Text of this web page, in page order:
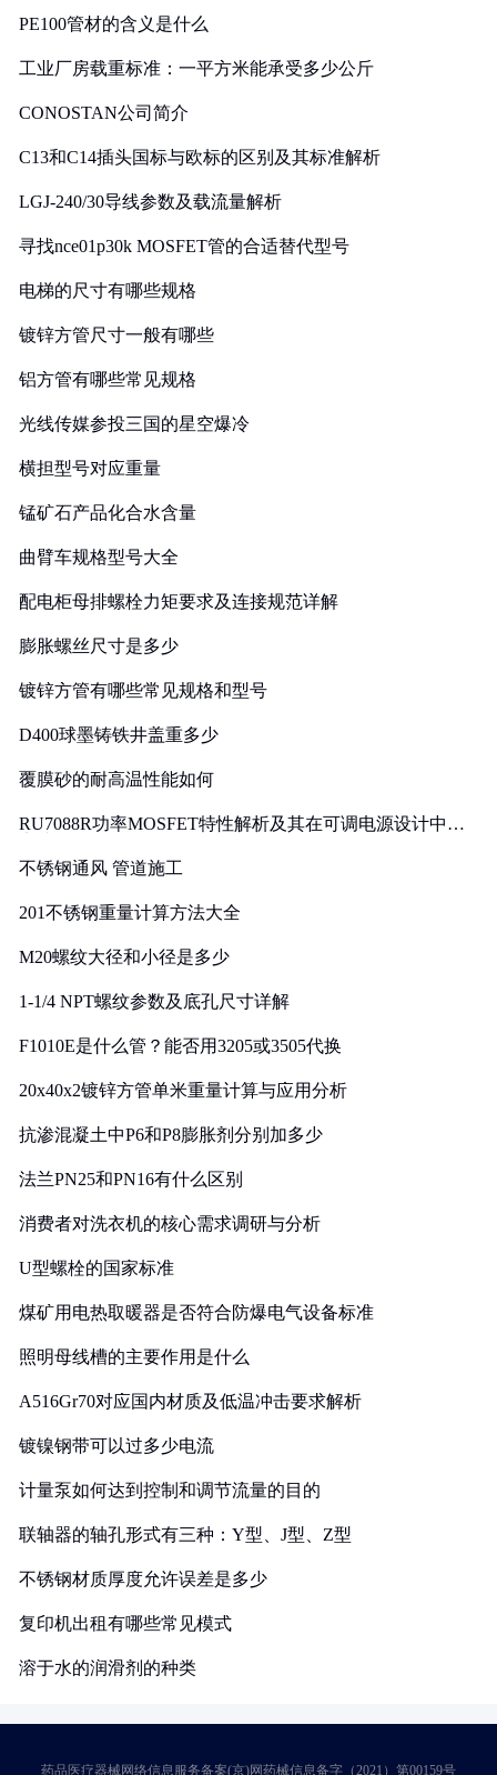
PE100管材的含义是什么
工业厂房载重标准：一平方米能承受多少公斤
CONOSTAN公司简介
C13和C14插头国标与欧标的区别及其标准解析
LGJ-240/30导线参数及载流量解析
寻找nce01p30k MOSFET管的合适替代型号
电梯的尺寸有哪些规格
镀锌方管尺寸一般有哪些
铝方管有哪些常见规格
光线传媒参投三国的星空爆冷
横担型号对应重量
锰矿石产品化合水含量
曲臂车规格型号大全
配电柜母排螺栓力矩要求及连接规范详解
膨胀螺丝尺寸是多少
镀锌方管有哪些常见规格和型号
D400球墨铸铁井盖重多少
覆膜砂的耐高温性能如何
RU7088R功率MOSFET特性解析及其在可调电源设计中的
不锈钢通风 管道施工
201不锈钢重量计算方法大全
M20螺纹大径和小径是多少
1-1/4 NPT螺纹参数及底孔尺寸详解
F1010E是什么管？能否用3205或3505代换
20x40x2镀锌方管单米重量计算与应用分析
抗渗混凝土中P6和P8膨胀剂分别加多少
法兰PN25和PN16有什么区别
消费者对洗衣机的核心需求调研与分析
U型螺栓的国家标准
煤矿用电热取暖器是否符合防爆电气设备标准
照明母线槽的主要作用是什么
A516Gr70对应国内材质及低温冲击要求解析
镀镍钢带可以过多少电流
计量泵如何达到控制和调节流量的目的
联轴器的轴孔形式有三种：Y型、J型、Z型
不锈钢材质厚度允许误差是多少
复印机出租有哪些常见模式
溶于水的润滑剂的种类
药品医疗器械网络信息服务备案(京)网药械信息备字（2021）第00159号